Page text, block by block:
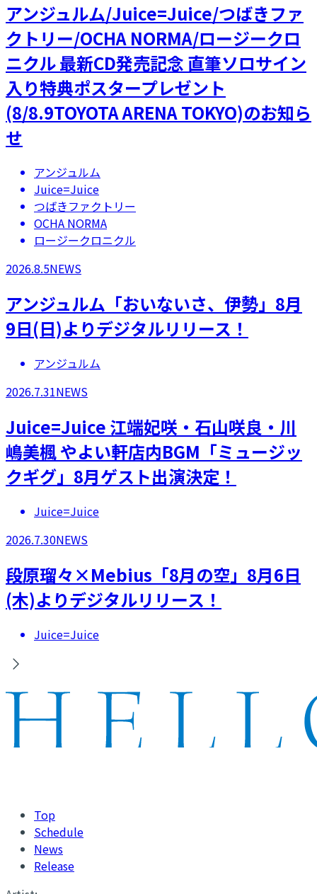
アンジュルム/Juice=Juice/つばきファ
クトリー/OCHA NORMA/ロージークロ
ニクル 最新CD発売記念 直筆ソロサイン
入り特典ポスタープレゼント
(8/8.9TOYOTA ARENA TOKYO)のお知ら
せ
アンジュルム
Juice=Juice
つばきファクトリー
OCHA NORMA
ロージークロニクル
2026.8.5NEWS
アンジュルム「おいないさ、伊勢」8月
9日(日)よりデジタルリリース！
アンジュルム
2026.7.31NEWS
Juice=Juice 江端妃咲・石山咲良・川
嶋美楓 やよい軒店内BGM「ミュージッ
クギグ」8月ゲスト出演決定！
Juice=Juice
2026.7.30NEWS
段原瑠々×Mebius「8月の空」8月6日
(木)よりデジタルリリース！
Juice=Juice
Top
Schedule
News
Release